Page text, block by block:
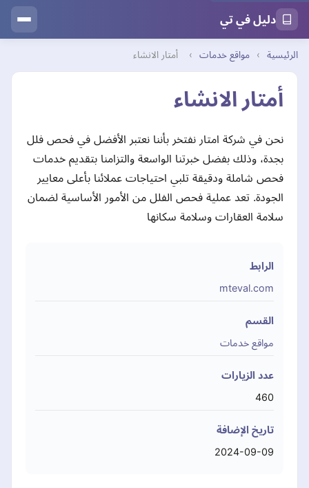
دليل في تي
الرئيسية › مواقع خدمات › أمتار الانشاء
أمتار الانشاء
نحن في شركة امتار نفتخر بأننا نعتبر الأفضل في فحص فلل
بجدة، وذلك بفضل خبرتنا الواسعة والتزامنا بتقديم خدمات
فحص شاملة ودقيقة تلبي احتياجات عملائنا بأعلى معايير
الجودة. تعد عملية فحص الفلل من الأمور الأساسية لضمان
سلامة العقارات وسلامة سكانها
الرابط
mteval.com
القسم
مواقع خدمات
عدد الزيارات
460
تاريخ الإضافة
2024-09-09